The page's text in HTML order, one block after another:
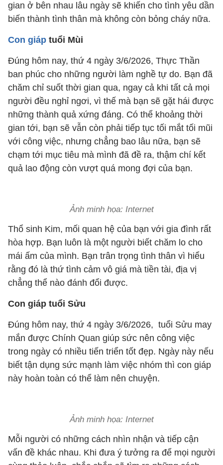
gian ở bên nhau lâu ngày sẽ khiến cho tình yêu dần
biến thành tình thân mà không còn bỏng cháy nữa.
Con giáp tuổi Mùi
Đúng hôm nay, thứ 4 ngày 3/6/2026, Thực Thần
ban phúc cho những người làm nghề tự do. Bạn đã
chăm chỉ suốt thời gian qua, ngay cả khi tất cả mọi
người đều nghỉ ngơi, vì thế mà bạn sẽ gặt hái được
những thành quả xứng đáng. Có thể khoảng thời
gian tới, bạn sẽ vẫn còn phải tiếp tục tối mắt tối mũi
với công việc, nhưng chẳng bao lâu nữa, bạn sẽ
chạm tới mục tiêu mà mình đã đề ra, thậm chí kết
quả lao động còn vượt quá mong đợi của bạn.
Ảnh minh họa: Internet
Thổ sinh Kim, mối quan hệ của bạn với gia đình rất
hòa hợp. Bạn luôn là một người biết chăm lo cho
mái ấm của mình. Bạn trân trọng tình thân vì hiểu
rằng đó là thứ tình cảm vô giá mà tiền tài, địa vị
chẳng thể nào đánh đổi được.
Con giáp tuổi Sửu
Đúng hôm nay, thứ 4 ngày 3/6/2026, tuổi Sửu may
mắn được Chính Quan giúp sức nên công việc
trong ngày có nhiều tiến triển tốt đẹp. Ngày này nếu
biết tận dụng sức mạnh làm việc nhóm thì con giáp
này hoàn toàn có thể làm nên chuyện.
Ảnh minh họa: Internet
Mỗi người có những cách nhìn nhận và tiếp cận
vấn đề khác nhau. Khi đưa ý tưởng ra để mọi người